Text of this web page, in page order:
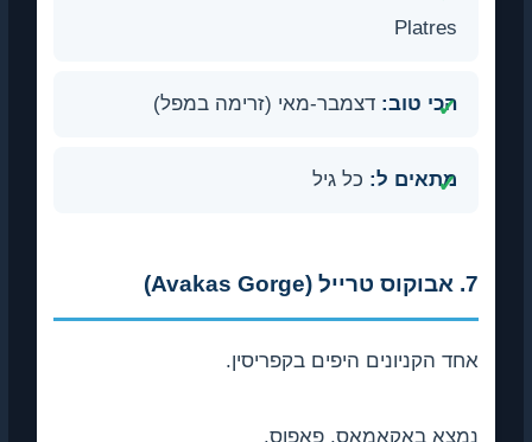
Platres
הכי טוב: דצמבר-מאי (זרימה במפל)
מתאים ל:כל גיל
אחד הקניונים היפים בקפריסין.
נמצא באקאמאס, פאפוס.